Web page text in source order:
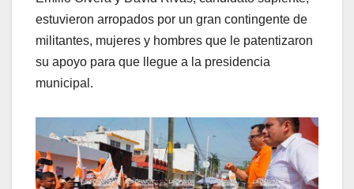
estuvieron arropados por un gran contingente de
militantes, mujeres y hombres que le patentizaron
su apoyo para que llegue a la presidencia
municipal.